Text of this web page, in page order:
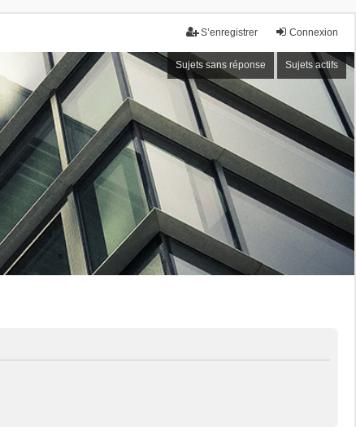
Connexion
S’enregistrer
Sujets sans réponse Sujets actifs